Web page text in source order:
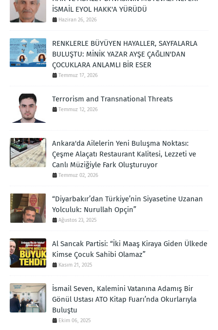
İSMAİL EYOL HAKK'A YÜRÜDÜ
Haziran 26, 2026
RENKLERLE BÜYÜYEN HAYALLER, SAYFALARLA
BULUŞTU: MİNİK YAZAR AYŞE ÇAĞLIN'DAN
ÇOCUKLARA ANLAMLI BİR ESER
Temmuz 17, 2026
Terrorism and Transnational Threats
Temmuz 12, 2026
Ankara'da Ailelerin Yeni Buluşma Noktası:
Çeşme Alaçatı Restaurant Kalitesi, Lezzeti ve
Canlı Müziğiyle Fark Oluşturuyor
Temmuz 02, 2026
“Diyarbakır’dan Türkiye’nin Siyasetine Uzanan
Yolculuk: Nurullah Opçin”
Ağustos 23, 2025
Al Sancak Partisi: “İki Maaş Kiraya Giden Ülkede
Kimse Çocuk Sahibi Olamaz”
Kasım 21, 2025
İsmail Seven, Kalemini Vatanına Adamış Bir
Gönül Ustası ATO Kitap Fuarı’nda Okurlarıyla
Buluştu
Ekim 06, 2025